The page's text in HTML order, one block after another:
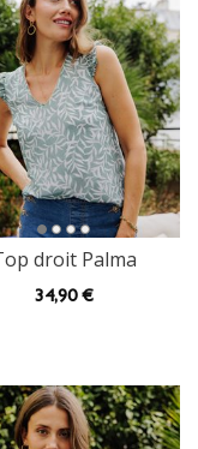
Top droit Palma
34,90 €